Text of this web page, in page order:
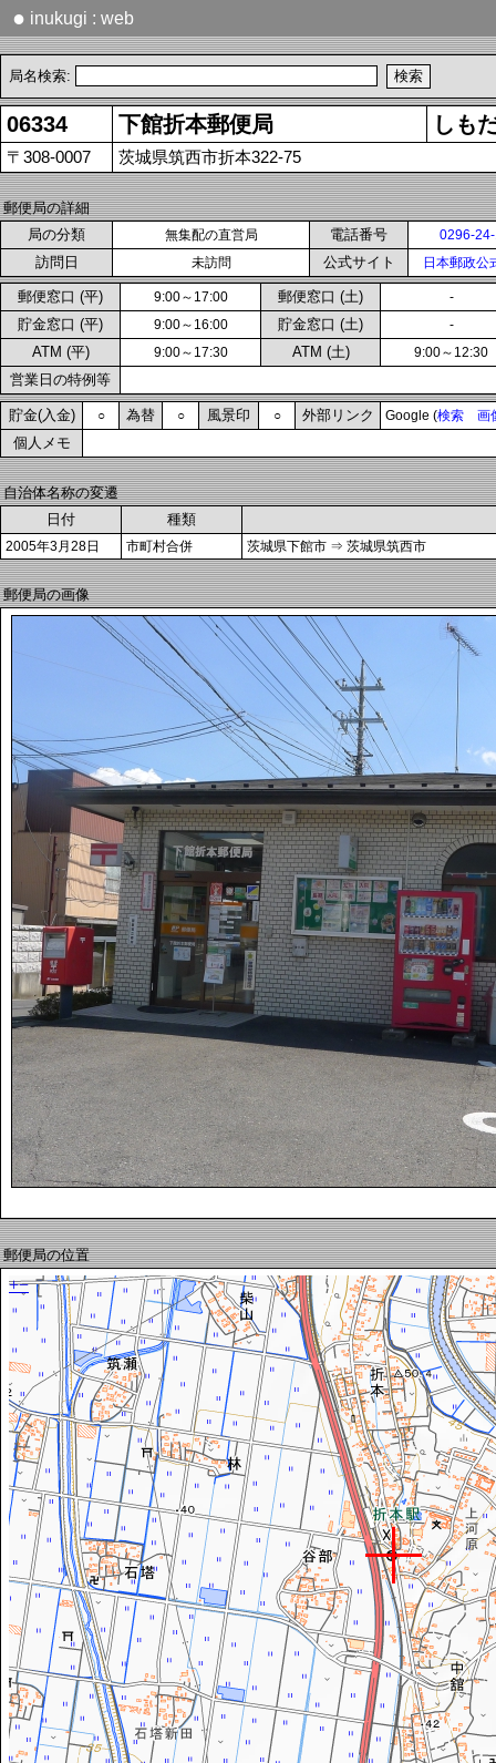
● inukugi : web
局名検索:
06334 下館折本郵便局 しも
〒308-0007 茨城県筑西市折本322-75
郵便局の詳細
局の分類
無集配の直営局 電話番号 0296-
訪問日 未訪問 公式サイト 日本郵政公
郵便窓口 (平) 9:00～17:00 郵便窓口 (土) -
貯金窓口 (平) 9:00～16:00 貯金窓口 (土) -
ATM (平) 9:00～17:30 ATM (土) 9:00～12:30
営業日の特例等
貯金(入金) ○ 為替 ○ 風景印 ○ 外部リンク Google (検索 画
個人メモ
自治体名称の変遷
日付
種類
2005年3月28日 市町村合併 茨城県下館市 ⇒ 茨城県筑西市
郵便局の画像
郵便局の位置